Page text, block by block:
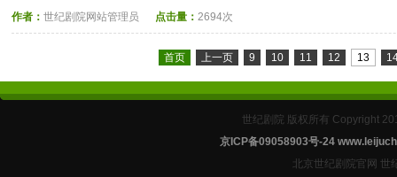
作者： 世纪剧院网站管理员 点击量： 2694次
首页 上一页 9 10 11 12 13
世纪剧院 版权所有 Copyright
京ICP备09058903号-24
北京世纪剧院官网 世